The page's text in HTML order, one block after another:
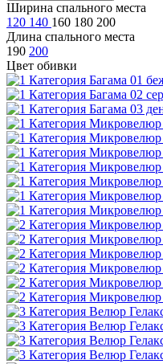
Ширина спального места
120 140 160 180 200
Длина спального места
190 200
Цвет обивки